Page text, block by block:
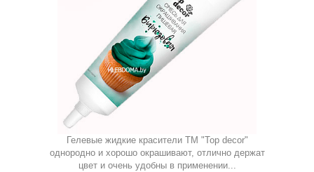
Гелевые жидкие красители ТМ "Top decor"
однородно и хорошо окрашивают, отлично держат
цвет и очень удобны в применении...